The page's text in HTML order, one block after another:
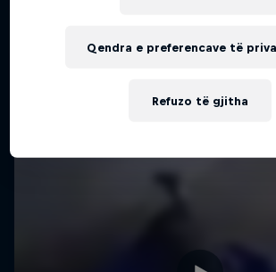
Refuzo të gjitha
Qendra e preferencave të